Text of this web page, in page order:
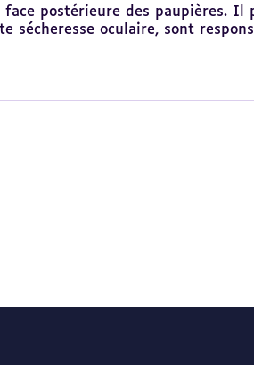
postérieure des paupières. Il
oculaire, sont